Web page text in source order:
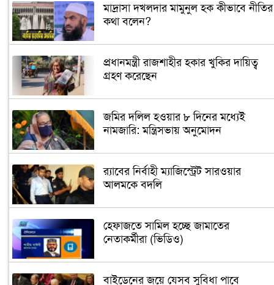
মাদ্রাসা দখলদার মামুনুল হক কীভাবে নীতির
কথা বলেন?
প্রধানমন্ত্রী রাজশাহীর হকার খুকির দায়িত্ব
গ্রহণ করেছেন
জমির দলিল হওয়ার ৮ দিনের মধ্যেই
নামজারি: মন্ত্রিসভায় অনুমোদন
র‌্যাবের নির্বাহী ম্যাজিস্ট্রেট সারওয়ার
আলমকে বদলি
হেফাজতে সামিল হচ্ছে জামাতের
নেতাকর্মীরা (ভিডিও)
বাইডেনের জয়ে যেসব সুবিধা পাবে